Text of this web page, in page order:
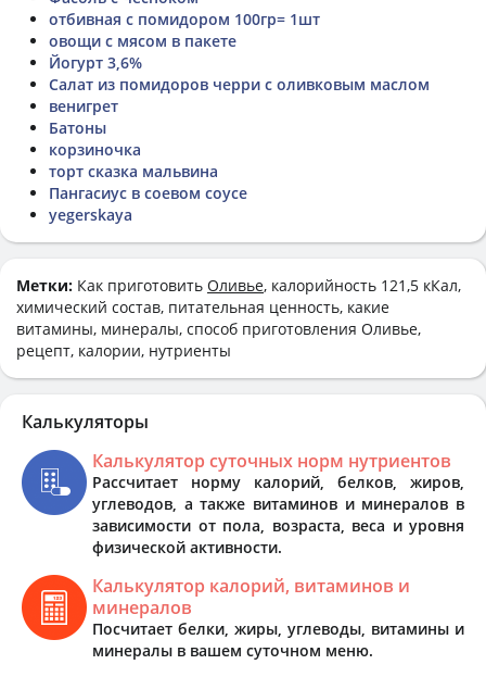
отбивная с помидором 100гр= 1шт
овощи с мясом в пакете
Йогурт 3,6%
Салат из помидоров черри с оливковым маслом
венигрет
Батоны
корзиночка
торт сказка мальвина
Пангасиус в соевом соусе
yegerskaya
Метки: Как приготовить Оливье, калорийность 121,5 кКал,
химический состав, питательная ценность, какие
витамины, минералы, способ приготовления Оливье,
рецепт, калории, нутриенты
Калькуляторы
Калькулятор суточных норм нутриентов
Рассчитает норму калорий, белков, жиров,
углеводов, а также витаминов и минералов в
зависимости от пола, возраста, веса и уровня
физической активности.
Калькулятор калорий, витаминов и
минералов
Посчитает белки, жиры, углеводы, витамины и
минералы в вашем суточном меню.